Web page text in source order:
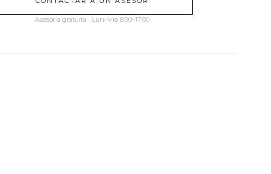
Asesoría gratuita · Lun–Vie 8:00–17:00